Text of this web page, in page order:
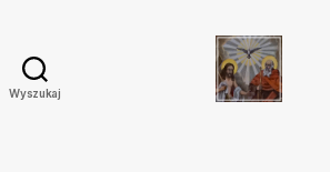
Wyszukaj